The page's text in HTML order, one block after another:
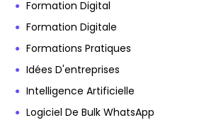
Formation Digital
Formation Digitale
Formations Pratiques
Idées D'entreprises
Intelligence Artificielle
Logiciel De Bulk WhatsApp